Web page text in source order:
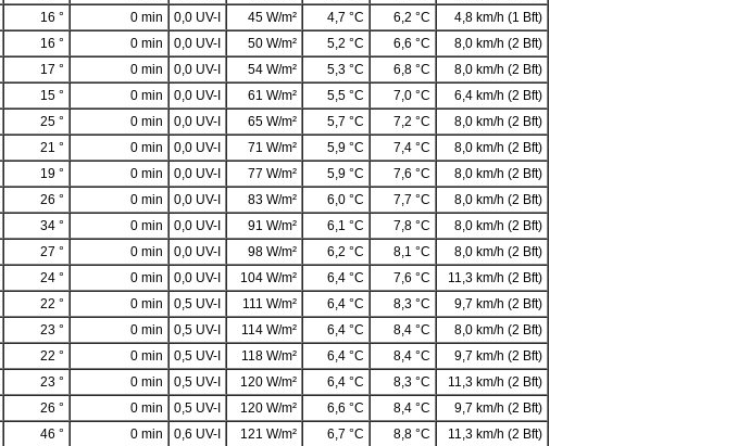
16 ° 0 min 0,0 UV-I 45 W/m² 4,7 °C 6,2 °C
4,8 km/h (1 Bft)
16 ° 0 min 0,0 UV-I 50 W/m² 5,2 °C 6,6 °C
8,0 km/h (2 Bft)
17 ° 0 min 0,0 UV-I 54 W/m² 5,3 °C 6,8 °C
8,0 km/h (2 Bft)
15 ° 0 min 0,0 UV-I 61 W/m² 5,5 °C 7,0 °C
6,4 km/h (2 Bft)
25 ° 0 min 0,0 UV-I 65 W/m² 5,7 °C 7,2 °C
8,0 km/h (2 Bft)
21 ° 0 min 0,0 UV-I 71 W/m² 5,9 °C 7,4 °C
8,0 km/h (2 Bft)
19 ° 0 min 0,0 UV-I 77 W/m² 5,9 °C 7,6 °C
8,0 km/h (2 Bft)
26 ° 0 min 0,0 UV-I 83 W/m² 6,0 °C 7,7 °C
8,0 km/h (2 Bft)
34 ° 0 min 0,0 UV-I 91 W/m² 6,1 °C 7,8 °C
8,0 km/h (2 Bft)
27 ° 0 min 0,0 UV-I 98 W/m² 6,2 °C 8,1 °C
8,0 km/h (2 Bft)
24 ° 0 min 0,0 UV-I 104 W/m² 6,4 °C 7,6 °C
11,3 km/h (2 Bft)
22 ° 0 min 0,5 UV-I 111 W/m² 6,4 °C 8,3 °C
9,7 km/h (2 Bft)
23 ° 0 min 0,5 UV-I 114 W/m² 6,4 °C 8,4 °C
8,0 km/h (2 Bft)
22 ° 0 min 0,5 UV-I 118 W/m² 6,4 °C 8,4 °C
9,7 km/h (2 Bft)
23 ° 0 min 0,5 UV-I 120 W/m² 6,4 °C 8,3 °C
11,3 km/h (2 Bft)
26 ° 0 min 0,5 UV-I 120 W/m² 6,6 °C 8,4 °C
9,7 km/h (2 Bft)
46 ° 0 min 0,6 UV-I 121 W/m² 6,7 °C 8,8 °C 11,3 km/h (2 Bft)